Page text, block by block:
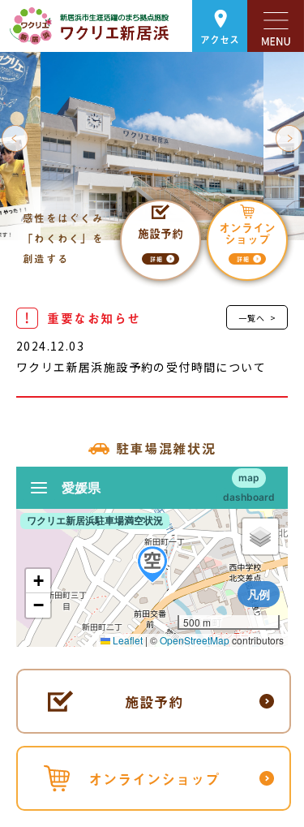
アクセス
感性をはぐくみ
「わくわく」を
創造する
施設予約
詳細
オンライン
ショップ
詳細
重要なお知らせ
2024.12.03
ワクリエ新居浜施設予約の受付時間について
一覧へ >
駐車場混雑状況
施設予約
オンラインショップ